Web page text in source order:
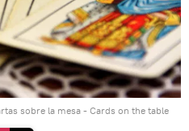
sobre la mesa - Cards on the table